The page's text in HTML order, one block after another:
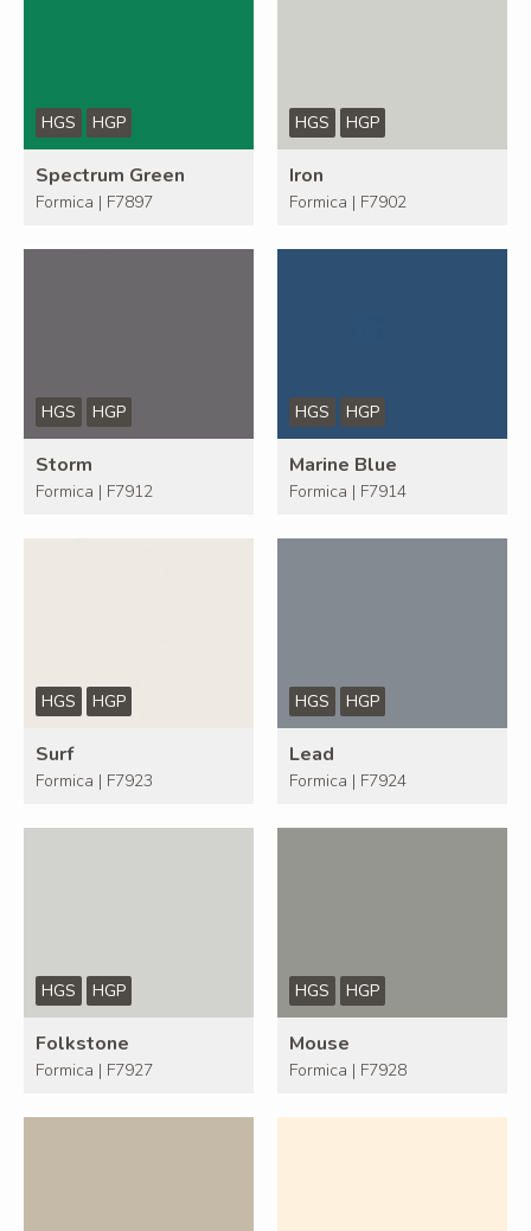
HGS HGP
Spectrum Green
Formica | F7897
HGS HGP
Iron
Formica | F7902
HGS HGP
Storm
Formica | F7912
HGS HGP
Marine Blue
Formica | F7914
HGS HGP
Surf
Formica | F7923
HGS HGP
Lead
Formica | F7924
HGS HGP
Folkstone
Formica | F7927
HGS HGP
Mouse
Formica | F7928